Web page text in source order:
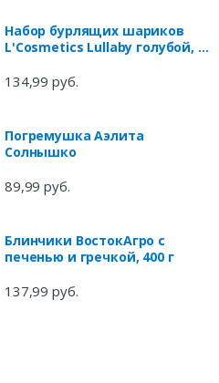
Набор бурлящих шариков
L'Cosmetics Lullaby голубой, 3
134,99 руб.
Погремушка Аэлита
Солнышко
89,99 руб.
Блинчики ВостокАгро с
печенью и гречкой, 400 г
137,99 руб.